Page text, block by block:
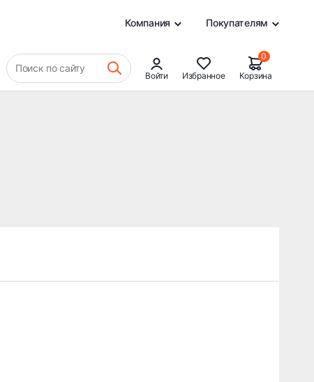
Компания Покупателям
Поиск по сайту
Войти Избранное
0
Корзина